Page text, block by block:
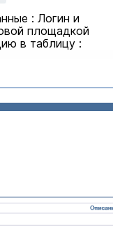
: Логин и
площадкой
в таблицу :